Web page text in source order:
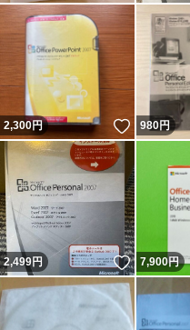
2,300円 いいね！
980円
2,499円 いいね！
7,900円